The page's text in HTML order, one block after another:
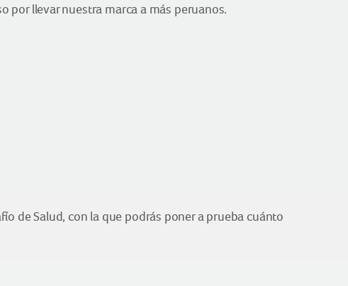
por llevar nuestra marca a más peruanos.
de Salud, con la que podrás poner a prueba cuánto